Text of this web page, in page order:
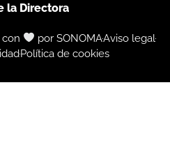
la Directora
con por SONOMAAviso legal
Política de cookies